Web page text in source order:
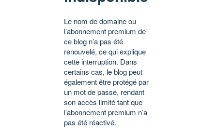
Le nom de domaine ou
l’abonnement premium de
ce blog n’a pas été
renouvelé, ce qui explique
cette interruption. Dans
certains cas, le blog peut
également être protégé par
un mot de passe, rendant
son accès limité tant que
l’abonnement premium n’a
pas été réactivé.